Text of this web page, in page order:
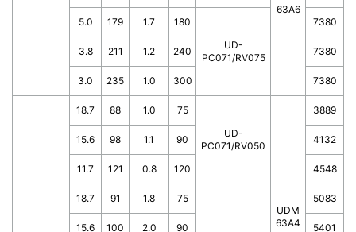
63А6
5.0 179 1.7
180
UD-
PC071/RV075
7380
3.8 211 1.2 240 7380
3.0 235 1.0 300 7380
18.7 88 1.0
75
UD-
PC071/RV050
UDM
63A4
3889
15.6 98 1.1 90 4132
11.7 121 0.8 120 4548
18.7 91 1.8 75 5083
15.6 100 2.0 90 5401